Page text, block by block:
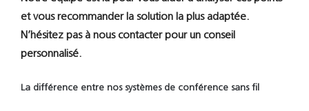
et vous recommander la solution la plus adaptée.
N’hésitez pas à nous contacter pour un conseil
personnalisé.
La différence entre nos systèmes de conférence sans fil